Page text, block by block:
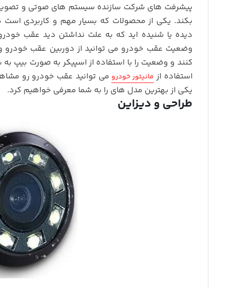
پیشرفت های شرکت سازنده سیستم های صوتی و
بکند. یکی از محصولات که بسیار مهم و کاربردی
دیده یا شنیده اید که به علت نداشتن دید عقب
وضعیت عقب خودرو می توانید از دوربین عقب
کنند و وضعیت را با استفاده از اسپیکر به صورت بیپ به
استفاده از مانیتور خودرو می توانید عقب خودرو رو
یکی از بهترین مدل های را به شما معرفی خواهیم کرد.
طراحی و دیزاین